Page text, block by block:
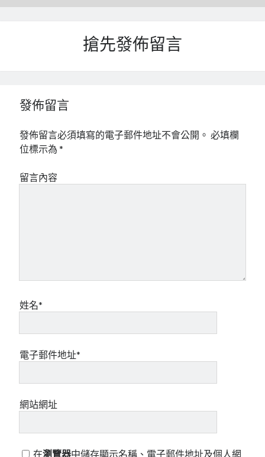
搶先發佈留言
發佈留言
發佈留言必須填寫的電子郵件地址不會公開。 必填欄
位標示為*
留言內容
姓名*
電子郵件地址*
網站網址
在瀏覽器中儲存顯示名稱、電子郵件地址及個人網